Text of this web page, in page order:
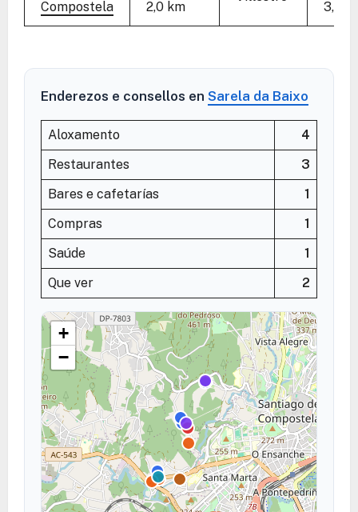
Compostela
2,0 km
3,5
Enderezos e consellos en Sarela da Baixo
Aloxamento
4
Restaurantes
3
Bares e cafetarías
1
Compras
1
Saúde
1
Que ver
2
+
−